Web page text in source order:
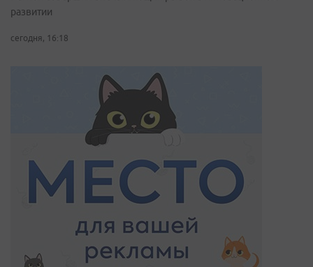
развитии
сегодня, 16:18